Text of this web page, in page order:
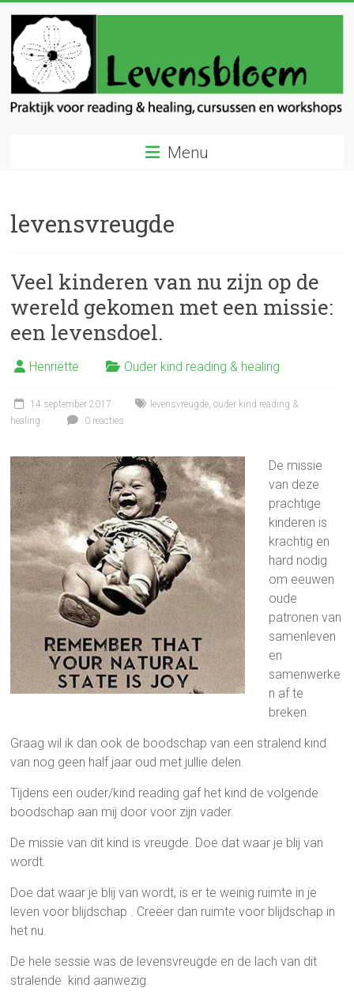
inhoud
Levensbloem
en
Menu
levensvreugde
Veel kinderen van nu zijn op de
wereld gekomen met een missie:
een levensdoel.
Henriëtte Ouder kind reading & healing
14 september 2017 levensvreugde,ouder kind reading &
healing
0 reacties
De missie
van deze
prachtige
kinderen is
krachtig en
hard nodig
om eeuwen
oude
patronen van
samenleven
en
samenwerke
n af te
breken.
Graag wil ik dan ook de boodschap van een stralend kind
van nog geen half jaar oud met jullie delen.
Tijdens een ouder/kind reading gaf het kind de volgende
boodschap aan mij door voor zijn vader.
De missie van dit kind is vreugde. Doe dat waar je blij van
wordt.
Doe dat waar je blij van wordt, is er te weinig ruimte in je
leven voor blijdschap . Creëer dan ruimte voor blijdschap in
het nu.
De hele sessie was de levensvreugde en de lach van dit
stralende kind aanwezig.